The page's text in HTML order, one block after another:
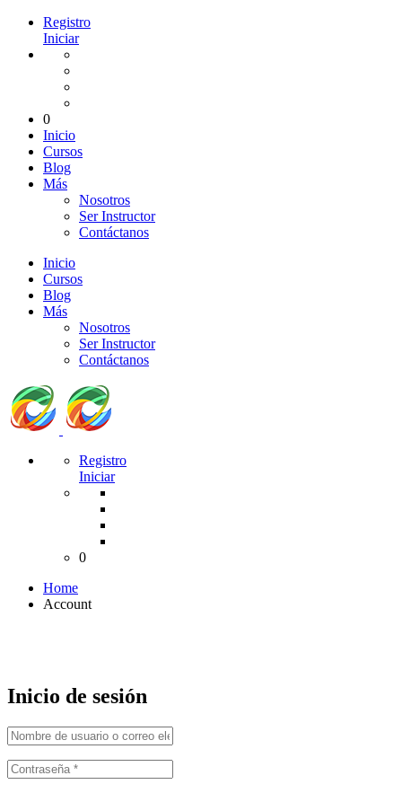
Registro
Iniciar
0
Inicio
Cursos
Blog
Más
Nosotros
Ser Instructor
Contáctanos
Inicio
Cursos
Blog
Más
Nosotros
Ser Instructor
Contáctanos
Registro
Iniciar
0
Home
Account
Inicio de sesión